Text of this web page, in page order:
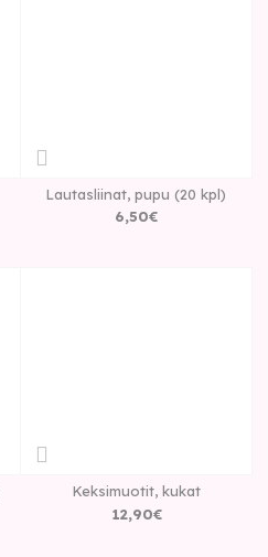
Lautasliinat, pupu (20 kpl)
6,50€
Keksimuotit, kukat
12,90€